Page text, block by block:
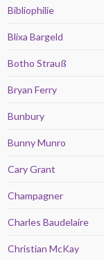
Bibliophilie
Blixa Bargeld
Botho Strauß
Bryan Ferry
Bunbury
Bunny Munro
Cary Grant
Champagner
Charles Baudelaire
Christian McKay